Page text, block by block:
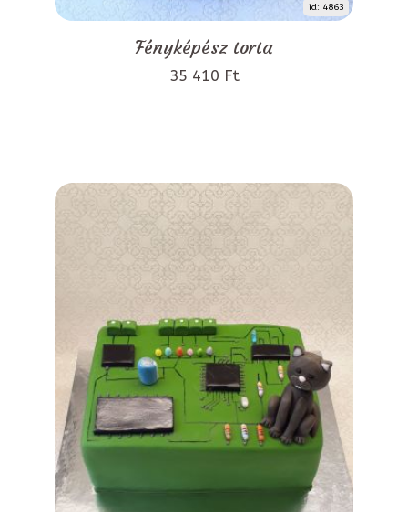
id: 4863
Fényképész torta
35 410 Ft